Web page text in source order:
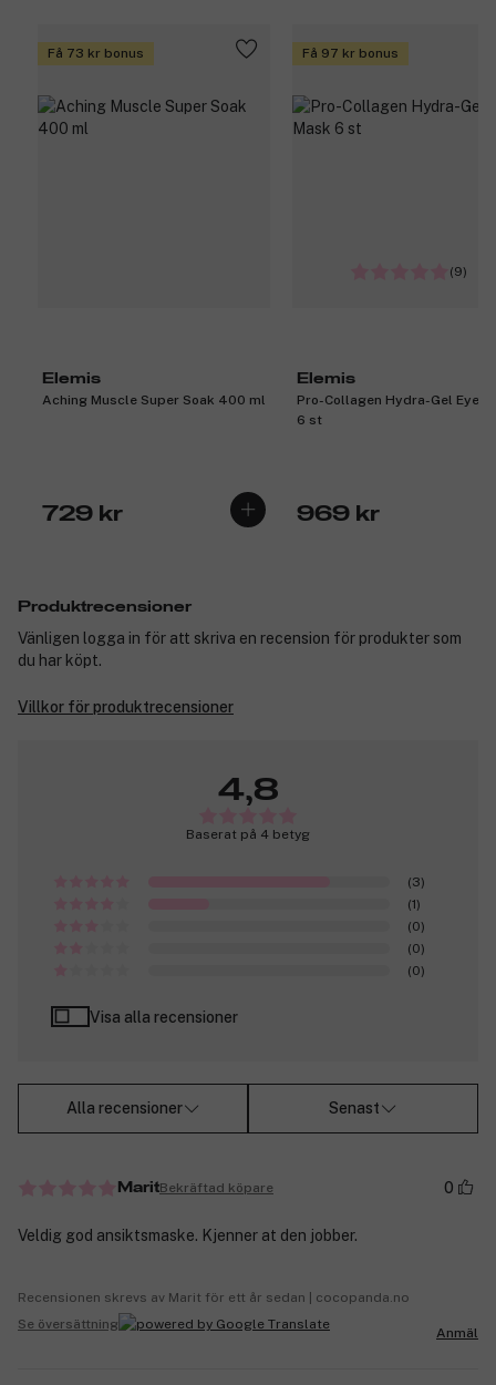
Få 73 kr bonus
Elemis
Aching Muscle Super Soak 400 ml
729 kr
Få 97 kr bonus
(9)
Elemis
Pro-Collagen Hydra-Gel Eye
6 st
969 kr
Produktrecensioner
Vänligen logga in för att skriva en recension för produkter som
du har köpt.
Villkor för produktrecensioner
4,8
Baserat på 4 betyg
(3)
(1)
(0)
(0)
(0)
Visa alla recensioner
Alla recensioner Senast
MaritBekräftad köpare 0
Veldig god ansiktsmaske. Kjenner at den jobber.
Recensionen skrevs av Marit för ett år sedan | cocopanda.no
Se översättning
Anmäl